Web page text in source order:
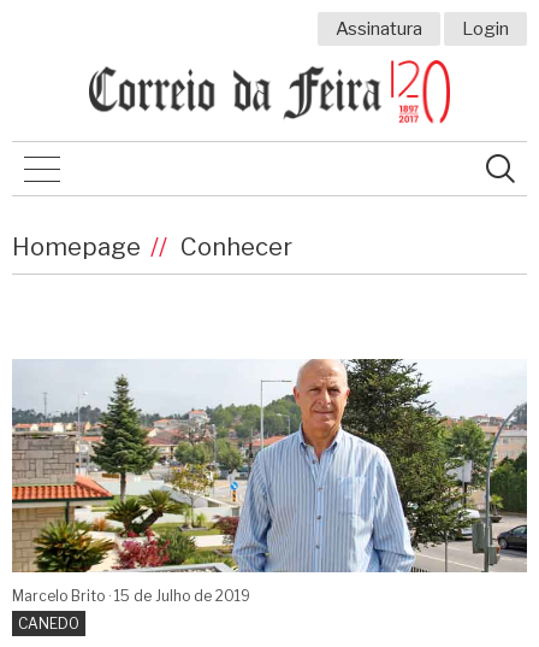
Assinatura Login
Homepage Conhecer
Marcelo Brito 15 de Julho de 2019
CANEDO